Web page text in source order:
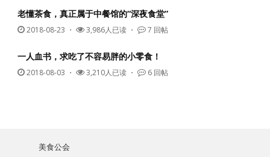
老懂茶食，真正属于中餐馆的“深夜食堂”
2018-08-23 ・ 3,986人已读 ・ 7 回帖
一人血书，求吃了不容易胖的小零食！
2018-08-03 ・ 3,210人已读 ・ 6 回帖
美食公会